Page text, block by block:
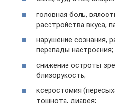
головная боль,
расстройства вкуса,
нарушение сознания,
перепады настроения;
снижение остроты
близорукость;
ксеростомия
тошнота, диарея;